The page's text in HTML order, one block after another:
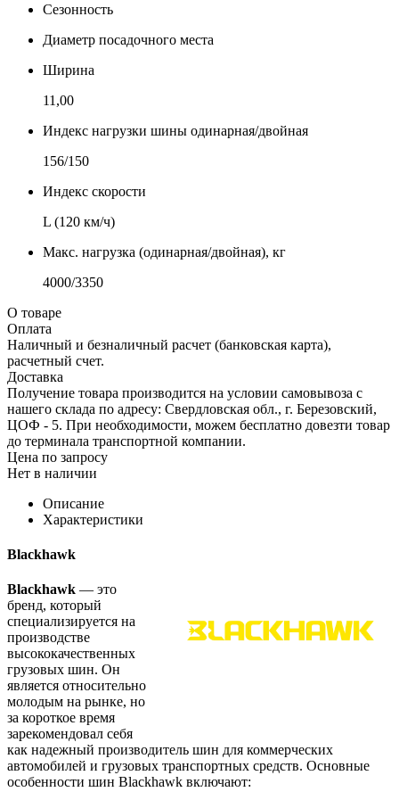
Сезонность
Диаметр посадочного места
Ширина
11,00
Индекс нагрузки шины одинарная/двойная
156/150
Индекс скорости
L (120 км/ч)
Макс. нагрузка (одинарная/двойная), кг
4000/3350
О товаре
Оплата
Наличный и безналичный расчет (банковская карта),
расчетный счет.
Доставка
Получение товара производится на условии самовывоза с
нашего склада по адресу: Свердловская обл., г. Березовский,
ЦОФ - 5. При необходимости, можем бесплатно довезти товар
до терминала транспортной компании.
Цена по запросу
Нет в наличии
Описание
Характеристики
Blackhawk
Blackhawk — это
бренд, который
специализируется на
производстве
высококачественных
грузовых шин. Он
является относительно
молодым на рынке, но
за короткое время
зарекомендовал себя
как надежный производитель шин для коммерческих
автомобилей и грузовых транспортных средств. Основные
особенности шин Blackhawk включают: